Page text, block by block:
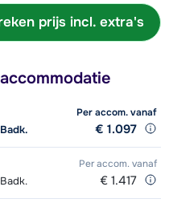
€ 165,00
€ 142,50
€ 112,00
€ 25,50
€ 165,00
€ 127,50
€ 23,50
€ 60,00
€ 28,50
prijs incl. extra's
Per accom.vanaf
Badk. € 1.097
Per accom. vanaf
Badk. € 1.417